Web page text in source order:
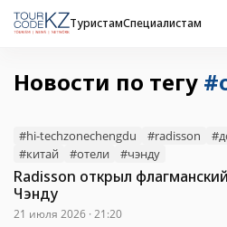
ТуристамСпециалистам
Новости по тегу
#hi-techzonechengdu #radisson
#китай
#отели #чэнду
Radisson открыл
Чэнду
21 июля 2026 · 21:20